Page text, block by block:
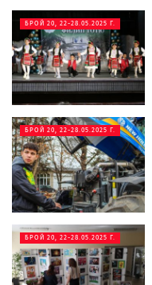
БРОЙ 20, 22-28.05.2025 Г.
БРОЙ 20, 22-28.05.2025 Г.
БРОЙ 20, 22-28.05.2025 Г.